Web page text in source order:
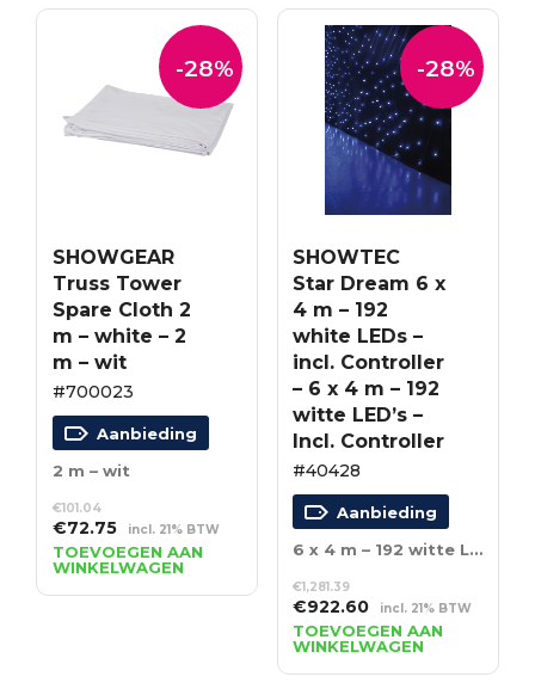
-28%
SHOWGEAR
Truss Tower
Spare Cloth 2
m – white – 2
m – wit
#700023
Aanbieding
2 m – wit
€101.04
Oorspronkelijke
prijs
was:
€101.04.
€72.75Huidige
prijs
is:
€72.75.
incl. 21% BTW
TOEVOEGEN AAN
WINKELWAGEN
-28%
SHOWTEC
Star Dream 6 x
4 m – 192
white LEDs –
incl. Controller
– 6 x 4 m – 192
witte LED’s –
Incl. Controller
#40428
Aanbieding
6 x 4 m – 192 witte LED’s – Incl. Controller
€1,281.39
Oorspronkelijke
prijs
was:
€1,281.39.
€922.60Huidige
prijs
is:
€922.60.
incl. 21% BTW
TOEVOEGEN AAN
WINKELWAGEN